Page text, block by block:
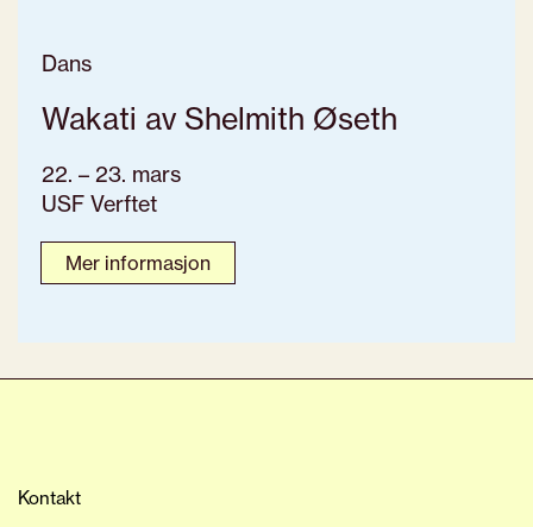
Dans
Wakati av Shelmith Øseth
22. – 23. mars
USF Verftet
Mer informasjon
Kontakt